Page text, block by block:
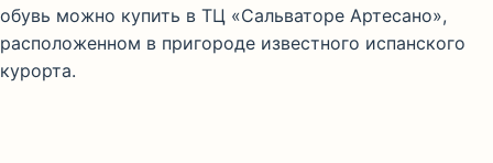
обувь можно купить в ТЦ «Сальваторе Артесано»,
расположенном в пригороде известного испанского
курорта.